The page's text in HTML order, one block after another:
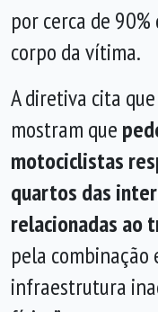
por cerca de
corpo da vítima.
A diretiva cita
mostram que
motociclistas
quartos das
relacionadas ao
pela
infraestrutura